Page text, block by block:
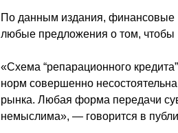
По данным издания, финансовые
любые предложения о том, чтобы
«Схема “репарационного
норм совершенно
рынка. Любая форма передачи
немыслима», — говорится в